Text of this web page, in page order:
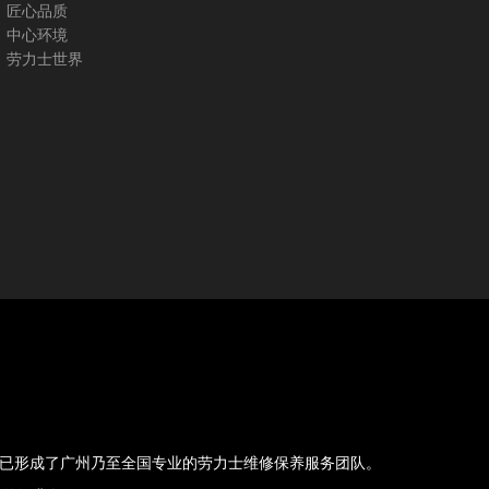
匠心品质
中心环境
劳力士世界
成了广州乃至全国专业的劳力士维修保养服务团队。